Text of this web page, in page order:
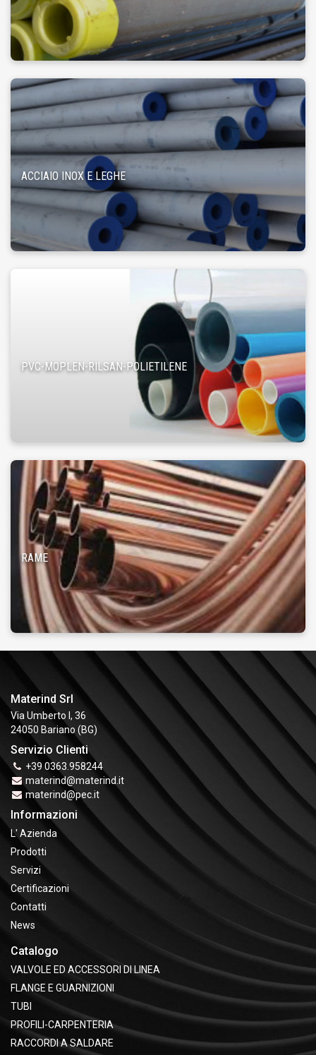
ACCIAIO INOX E LEGHE
PVC-MOPLEN-RILSAN-POLIETILENE
RAME
Materind Srl
Via Umberto I, 36
24050 Bariano (BG)
Servizio Clienti
+39 0363.958244
materind@materind.it
materind@pec.it
Informazioni
L' Azienda
Prodotti
Servizi
Certificazioni
Contatti
News
Catalogo
VALVOLE ED ACCESSORI DI LINEA
FLANGE E GUARNIZIONI
TUBI
PROFILI-CARPENTERIA
RACCORDI A SALDARE